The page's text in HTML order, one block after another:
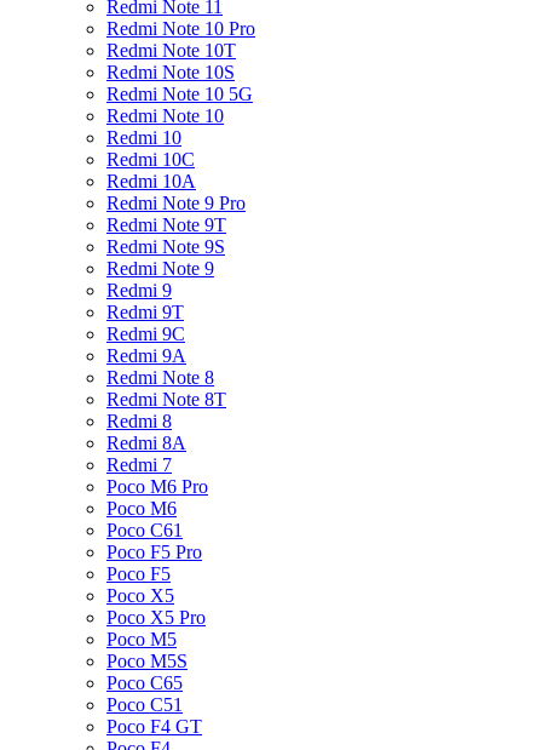
Redmi Note 11
Redmi Note 10 Pro
Redmi Note 10T
Redmi Note 10S
Redmi Note 10 5G
Redmi Note 10
Redmi 10
Redmi 10C
Redmi 10A
Redmi Note 9 Pro
Redmi Note 9T
Redmi Note 9S
Redmi Note 9
Redmi 9
Redmi 9T
Redmi 9C
Redmi 9A
Redmi Note 8
Redmi Note 8T
Redmi 8
Redmi 8A
Redmi 7
Poco M6 Pro
Poco M6
Poco C61
Poco F5 Pro
Poco F5
Poco X5
Poco X5 Pro
Poco M5
Poco M5S
Poco C65
Poco C51
Poco F4 GT